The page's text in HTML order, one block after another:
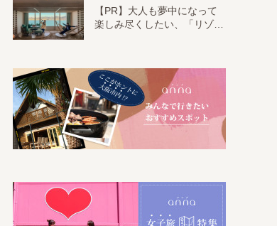
【PR】大人も夢中になって
楽しみ尽くしたい、「リゾ…